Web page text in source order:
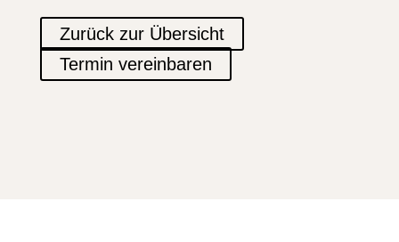
Zurück zur Übersicht
Termin vereinbaren